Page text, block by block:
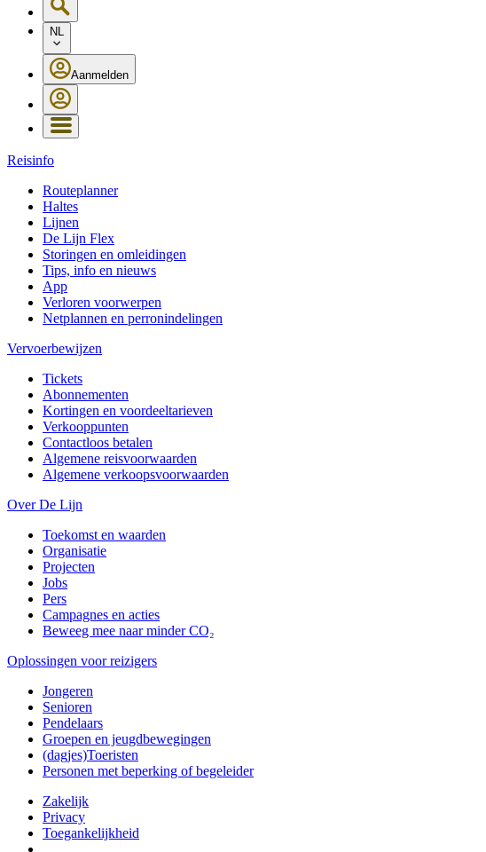
NL
Aanmelden
Reisinfo
Routeplanner
Haltes
Lijnen
De Lijn Flex
Storingen en omleidingen
Tips, info en nieuws
App
Verloren voorwerpen
Netplannen en perronindelingen
Vervoerbewijzen
Tickets
Abonnementen
Kortingen en voordeeltarieven
Verkooppunten
Contactloos betalen
Algemene reisvoorwaarden
Algemene verkoopsvoorwaarden
Over De Lijn
Toekomst en waarden
Organisatie
Projecten
Jobs
Pers
Campagnes en acties
Beweeg mee naar minder CO₂
Oplossingen voor reizigers
Jongeren
Senioren
Pendelaars
Groepen en jeugdbewegingen
(dagjes)Toeristen
Personen met beperking of begeleider
Zakelijk
Privacy
Toegankelijkheid